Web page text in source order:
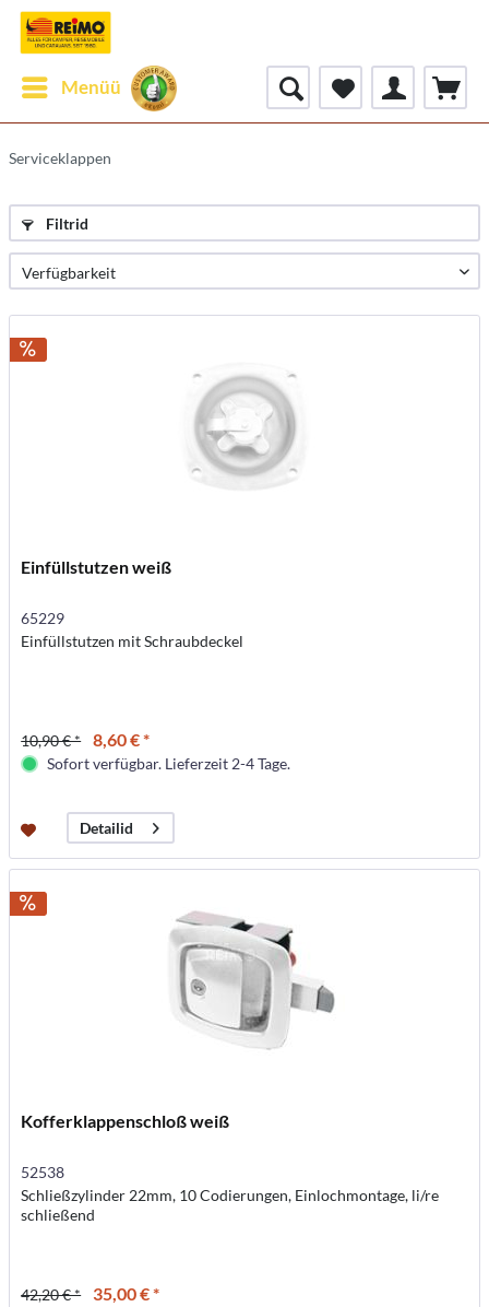
Menüü
Serviceklappen
Filtrid
Einfüllstutzen weiß
65229
Einfüllstutzen mit Schraubdeckel
10,90 € * 8,60 € *
Sofort verfügbar. Lieferzeit 2-4 Tage.
Detailid
Kofferklappenschloß weiß
52538
Schließzylinder 22mm, 10 Codierungen, Einlochmontage, li/re
schließend
42,20 € * 35,00 € *